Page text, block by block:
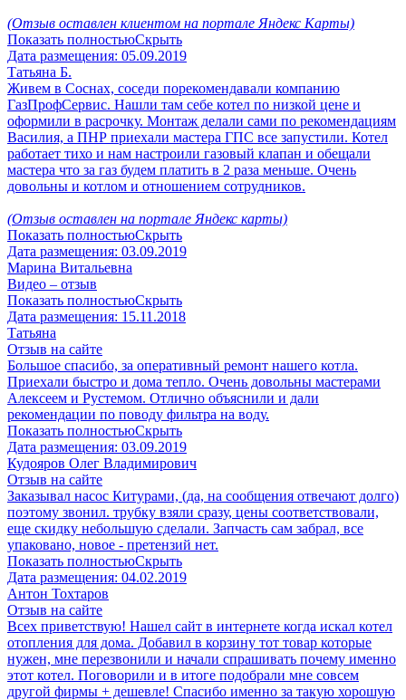
(Отзыв оставлен клиентом на портале Яндекс Карты)
Показать полностьюСкрыть
Дата размещения: 05.09.2019
Татьяна Б.
Живем в Соснах, соседи порекомендавали компанию
ГазПрофСервис. Нашли там себе котел по низкой цене и
оформили в расрочку. Монтаж делали сами по рекомендациям
Василия, а ПНР приехали мастера ГПС все запустили. Котел
работает тихо и нам настроили газовый клапан и обещали
мастера что за газ будем платить в 2 раза меньше. Очень
довольны и котлом и отношением сотрудников.
(Отзыв оставлен на портале Яндекс карты)
Показать полностьюСкрыть
Дата размещения: 03.09.2019
Марина Витальевна
Видео – отзыв
Показать полностьюСкрыть
Дата размещения: 15.11.2018
Татьяна
Отзыв на сайте
Большое спасибо, за оперативный ремонт нашего котла.
Приехали быстро и дома тепло. Очень довольны мастерами
Алексеем и Рустемом. Отлично объяснили и дали
рекомендации по поводу фильтра на воду.
Показать полностьюСкрыть
Дата размещения: 03.09.2019
Кудояров Олег Владимирович
Отзыв на сайте
Заказывал насос Китурами, (да, на сообщения отвечают долго)
поэтому звонил. трубку взяли сразу, цены соответствовали,
еще скидку небольшую сделали. Запчасть сам забрал, все
упаковано, новое - претензий нет.
Показать полностьюСкрыть
Дата размещения: 04.02.2019
Антон Тохтаров
Отзыв на сайте
Всех приветствую! Нашел сайт в интернете когда искал котел
отопления для дома. Добавил в корзину тот товар которые
нужен, мне перезвонили и начали спрашивать почему именно
этот котел. Поговорили и в итоге подобрали мне совсем
другой фирмы + дешевле! Спасибо именно за такую хорошую